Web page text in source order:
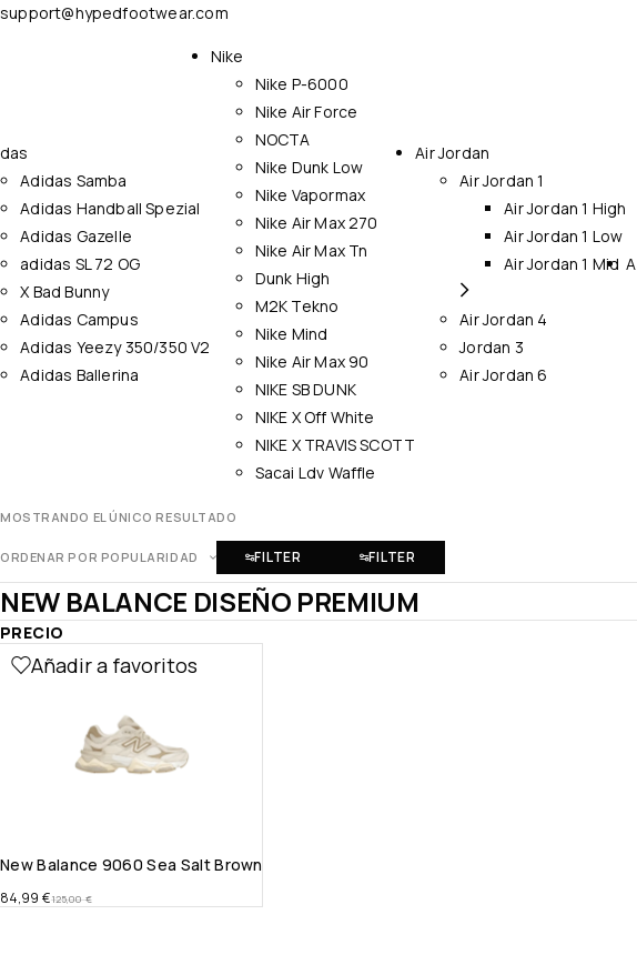
support@hypedfootwear.com
Adidas Samba
Adidas Handball Spezial
Adidas Gazelle
adidas SL 72 OG
X Bad Bunny
Adidas Campus
Adidas Yeezy 350/350 V2
Adidas Ballerina
Nike
Nike P-6000
Nike Air Force
NOCTA
Nike Dunk Low
Nike Vapormax
Nike Air Max 270
Nike Air Max Tn
Dunk High
M2K Tekno
Nike Mind
Nike Air Max 90
NIKE SB DUNK
NIKE X Off White
NIKE X TRAVIS SCOTT
Sacai Ldv Waffle
Air Jordan
Air Jordan 1
Air Jordan 1 High
Air Jordan 1 Low
Air Jordan 1 Mid
Air Jordan 4
Jordan 3
Air Jordan 6
MOSTRANDO EL ÚNICO RESULTADO
ORDENAR POR POPULARIDAD FILTER FILTER
NEW BALANCE DISEÑO PREMIUM
PRECIO
Añadir a favoritos
New Balance 9060 Sea Salt Brown
125,00€
84,99 €